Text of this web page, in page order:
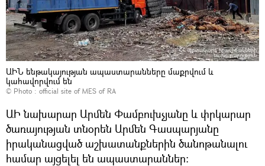
ԱԻՆ ենթակայության ապաստարանները մաքրվում և
կահավորվում են
© Photo : official site of MES of RA
ԱԻ նախարար Արմեն Փամբուխչյանը և փրկարար
ծառայության տնօրեն Արմեն Գասպարյանը
իրականացված աշխատանքներին ծանոթանալու
համար այցելել են ապաստարաններ։